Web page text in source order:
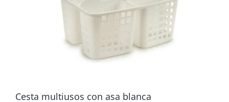
Cesta multiusos con asa blanca